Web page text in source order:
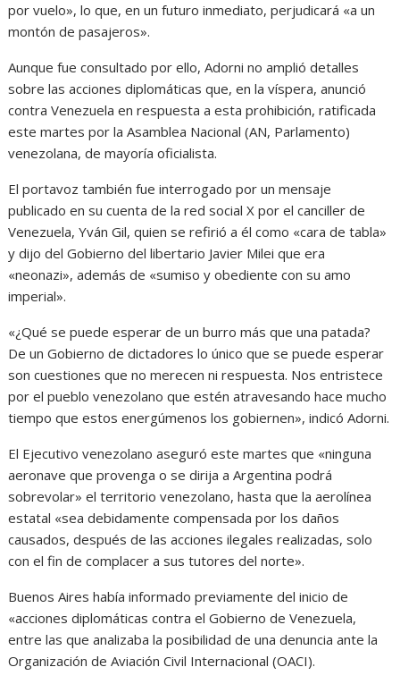
por vuelo», lo que, en un futuro inmediato, perjudicará «a un
montón de pasajeros».
Aunque fue consultado por ello, Adorni no amplió detalles
sobre las acciones diplomáticas que, en la víspera, anunció
contra Venezuela en respuesta a esta prohibición, ratificada
este martes por la Asamblea Nacional (AN, Parlamento)
venezolana, de mayoría oficialista.
El portavoz también fue interrogado por un mensaje
publicado en su cuenta de la red social X por el canciller de
Venezuela, Yván Gil, quien se refirió a él como «cara de tabla»
y dijo del Gobierno del libertario Javier Milei que era
«neonazi», además de «sumiso y obediente con su amo
imperial».
«¿Qué se puede esperar de un burro más que una patada?
De un Gobierno de dictadores lo único que se puede esperar
son cuestiones que no merecen ni respuesta. Nos entristece
por el pueblo venezolano que estén atravesando hace mucho
tiempo que estos energúmenos los gobiernen», indicó Adorni.
El Ejecutivo venezolano aseguró este martes que «ninguna
aeronave que provenga o se dirija a Argentina podrá
sobrevolar» el territorio venezolano, hasta que la aerolínea
estatal «sea debidamente compensada por los daños
causados, después de las acciones ilegales realizadas, solo
con el fin de complacer a sus tutores del norte».
Buenos Aires había informado previamente del inicio de
«acciones diplomáticas contra el Gobierno de Venezuela,
entre las que analizaba la posibilidad de una denuncia ante la
Organización de Aviación Civil Internacional (OACI).